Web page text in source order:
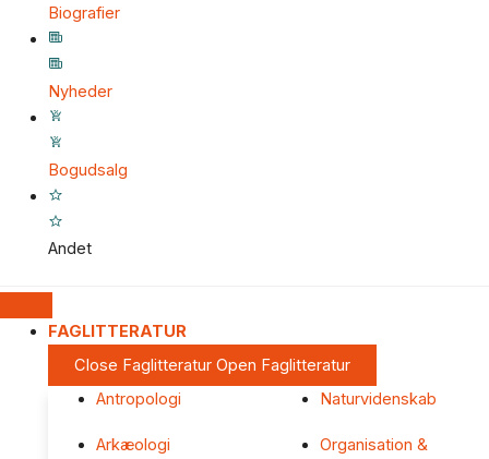
Biografier
Nyheder
Bogudsalg
Andet
FAGLITTERATUR
Close Faglitteratur Open Faglitteratur
Antropologi
Arkæologi
Naturvidenskab
Organisation &